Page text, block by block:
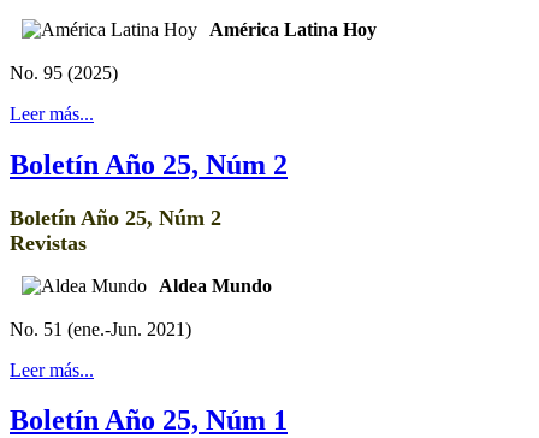
América Latina Hoy
No. 95 (2025)
Leer más...
Boletín Año 25, Núm 2
Boletín Año 25, Núm 2
Revistas
Aldea Mundo
No. 51 (ene.-Jun. 2021)
Leer más...
Boletín Año 25, Núm 1